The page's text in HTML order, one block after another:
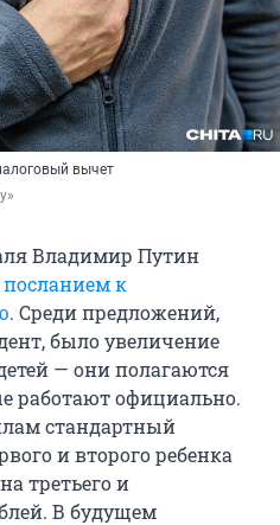
вычет
Владимир Путин
к
. Среди предложений,
было увеличение
— они полагаются
работают официально.
стандартный
и второго ребенка
третьего и
В будущем